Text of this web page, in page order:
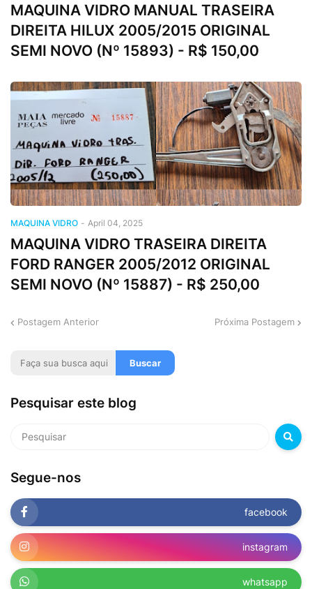
MAQUINA VIDRO MANUAL TRASEIRA
DIREITA HILUX 2005/2015 ORIGINAL
SEMI NOVO (Nº 15893) - R$ 150,00
MAQUINA VIDRO - April 04, 2025
MAQUINA VIDRO TRASEIRA DIREITA
FORD RANGER 2005/2012 ORIGINAL
SEMI NOVO (Nº 15887) - R$ 250,00
Postagem Anterior Próxima Postagem
Pesquisar este blog
Segue-nos
facebook
instagram
whatsapp